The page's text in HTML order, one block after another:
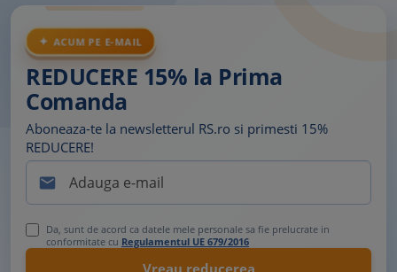
ACUM PE E-MAIL
REDUCERE 15% la Prima
Comanda
Aboneaza-te la newsletterul RS.ro si primesti 15%
REDUCERE!

Da, sunt de acord ca datele mele personale sa fie prelucrate in
conformitate cu Regulamentul UE 679/2016